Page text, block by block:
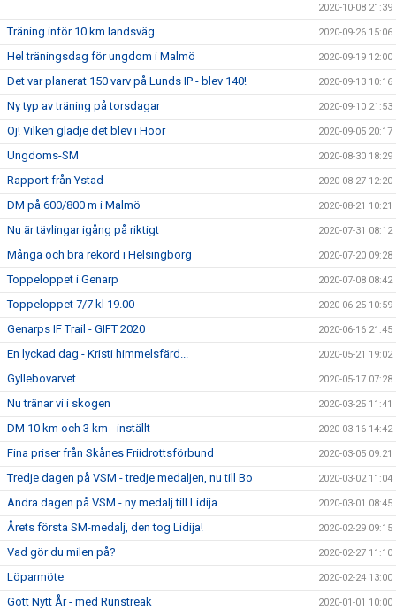
2020-10-08 21:39
Träning inför 10 km landsväg 2020-09-26 15:06
Hel träningsdag för ungdom i Malmö 2020-09-19 12:00
Det var planerat 150 varv på Lunds IP - blev 140! 2020-09-13 10:16
Ny typ av träning på torsdagar 2020-09-10 21:53
Oj! Vilken glädje det blev i Höör 2020-09-05 20:17
Ungdoms-SM 2020-08-30 18:29
Rapport från Ystad 2020-08-27 12:20
DM på 600/800 m i Malmö 2020-08-21 10:21
Nu är tävlingar igång på riktigt 2020-07-31 08:12
Många och bra rekord i Helsingborg 2020-07-20 09:28
Toppeloppet i Genarp 2020-07-08 08:42
Toppeloppet 7/7 kl 19.00 2020-06-25 10:59
Genarps IF Trail - GIFT 2020 2020-06-16 21:45
En lyckad dag - Kristi himmelsfärd... 2020-05-21 19:02
Gyllebovarvet 2020-05-17 07:28
Nu tränar vi i skogen 2020-03-25 11:41
DM 10 km och 3 km - inställt 2020-03-16 14:42
Fina priser från Skånes Friidrottsförbund 2020-03-05 09:21
Tredje dagen på VSM - tredje medaljen, nu till Bo 2020-03-02 11:04
Andra dagen på VSM - ny medalj till Lidija 2020-03-01 08:45
Årets första SM-medalj, den tog Lidija! 2020-02-29 09:15
Vad gör du milen på? 2020-02-27 11:10
Löparmöte 2020-02-24 13:00
Gott Nytt År - med Runstreak 2020-01-01 10:00